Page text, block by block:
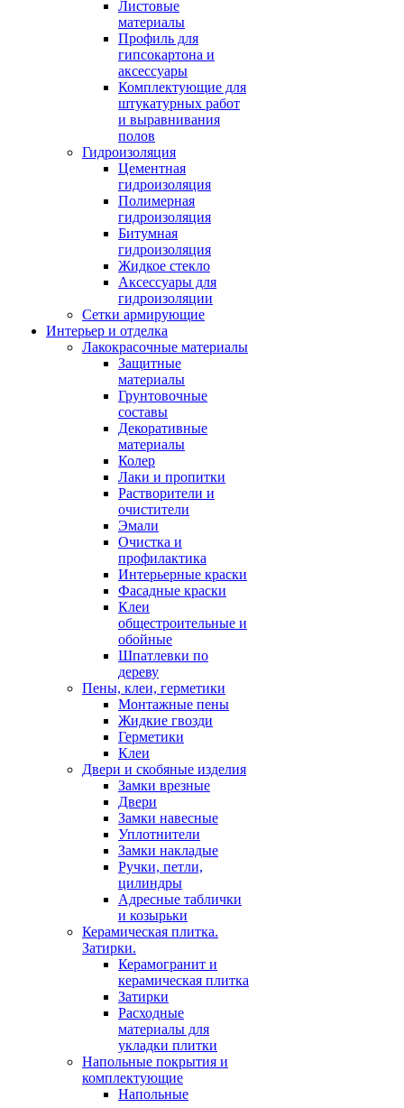
Листовые
материалы
Профиль для
гипсокартона и
аксессуары
Комплектующие для
штукатурных работ
и выравнивания
полов
Гидроизоляция
Цементная
гидроизоляция
Полимерная
гидроизоляция
Битумная
гидроизоляция
Жидкое стекло
Аксессуары для
гидроизоляции
Сетки армирующие
Интерьер и отделка
Лакокрасочные материалы
Защитные
материалы
Грунтовочные
составы
Декоративные
материалы
Колер
Лаки и пропитки
Растворители и
очистители
Эмали
Очистка и
профилактика
Интерьерные краски
Фасадные краски
Клеи
общестроительные и
обойные
Шпатлевки по
дереву
Пены, клеи, герметики
Монтажные пены
Жидкие гвозди
Герметики
Клеи
Двери и скобяные изделия
Замки врезные
Двери
Замки навесные
Уплотнители
Замки накладые
Ручки, петли,
цилиндры
Адресные таблички
и козырьки
Керамическая плитка.
Затирки.
Керамогранит и
керамическая плитка
Затирки
Расходные
материалы для
укладки плитки
Напольные покрытия и
комплектующие
Напольные